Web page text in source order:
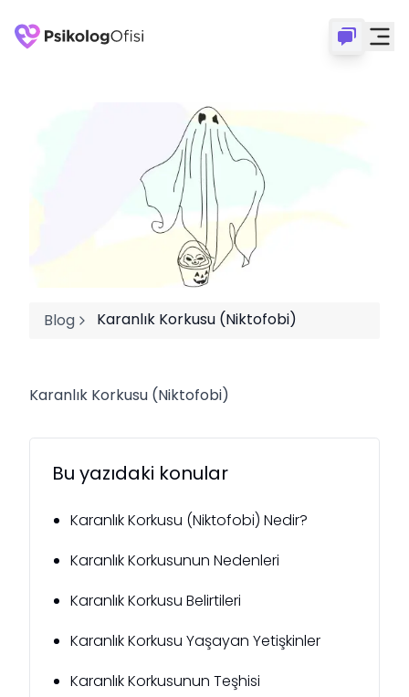
Blog Karanlık Korkusu (Niktofobi)
Karanlık Korkusu (Niktofobi)
Bu yazıdaki konular
Karanlık Korkusu (Niktofobi) Nedir?
Karanlık Korkusunun Nedenleri
Karanlık Korkusu Belirtileri
Karanlık Korkusu Yaşayan Yetişkinler
Karanlık Korkusunun Teşhisi